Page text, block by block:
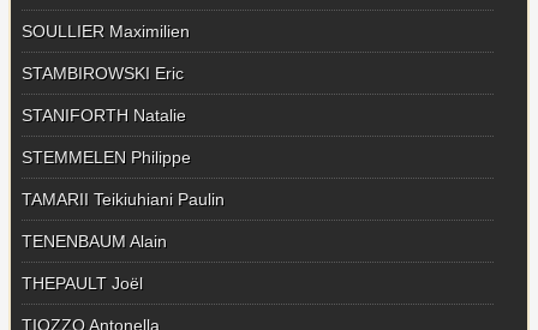
SOULLIER Maximilien
STAMBIROWSKI Eric
STANIFORTH Natalie
STEMMELEN Philippe
TAMARII Teikiuhiani Paulin
TENENBAUM Alain
THEPAULT Joël
TIOZZO Antonella